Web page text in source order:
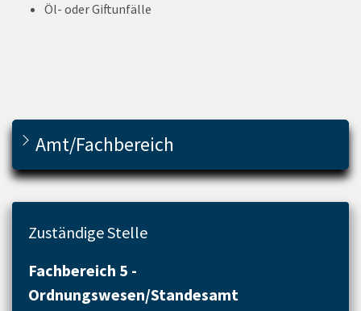
Öl- oder Giftunfälle
Amt/Fachbereich
Zuständige Stelle
Fachbereich 5 -
Ordnungswesen/Standesamt